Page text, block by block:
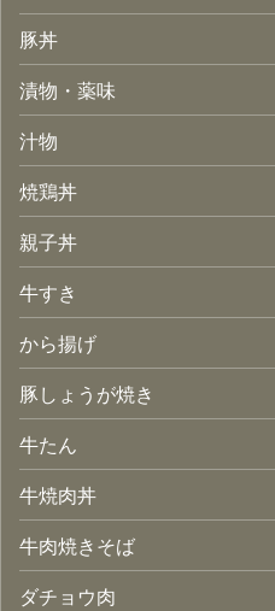
豚丼
漬物・薬味
汁物
焼鶏丼
親子丼
牛すき
から揚げ
豚しょうが焼き
牛たん
牛焼肉丼
牛肉焼きそば
ダチョウ肉